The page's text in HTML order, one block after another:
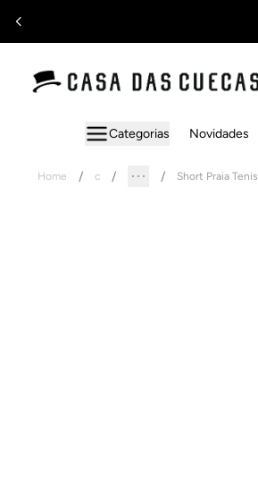
Categorias Novidades
Home c Short Praia Tenis